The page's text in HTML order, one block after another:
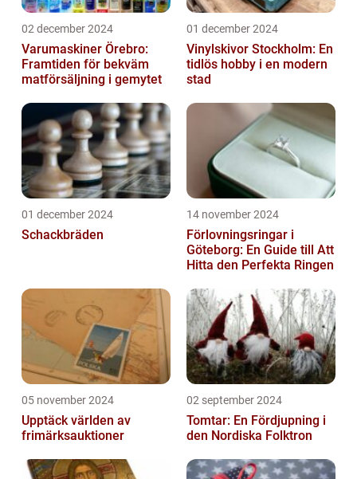
02 december 2024
Varumaskiner Örebro:
Framtiden för bekväm
matförsäljning i gemytet
01 december 2024
Vinylskivor Stockholm: En
tidlös hobby i en modern
stad
01 december 2024
Schackbräden
14 november 2024
Förlovningsringar i
Göteborg: En Guide till Att
Hitta den Perfekta Ringen
05 november 2024
Upptäck världen av
frimärksauktioner
02 september 2024
Tomtar: En Fördjupning i
den Nordiska Folktron